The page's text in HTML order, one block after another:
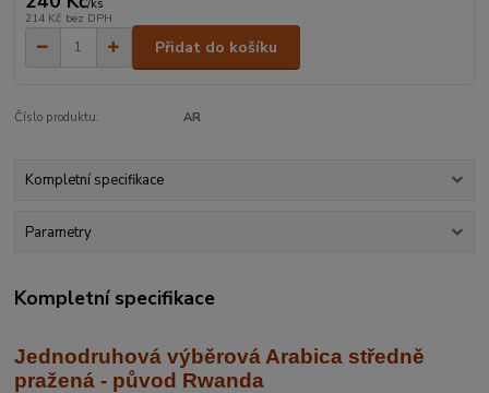
/ks
214 Kč bez DPH
Přidat do košíku
Číslo produktu: AR
Kompletní specifikace
Parametry
Kompletní specifikace
Jednodruhová výběrová Arabica středně
pražená - původ Rwanda